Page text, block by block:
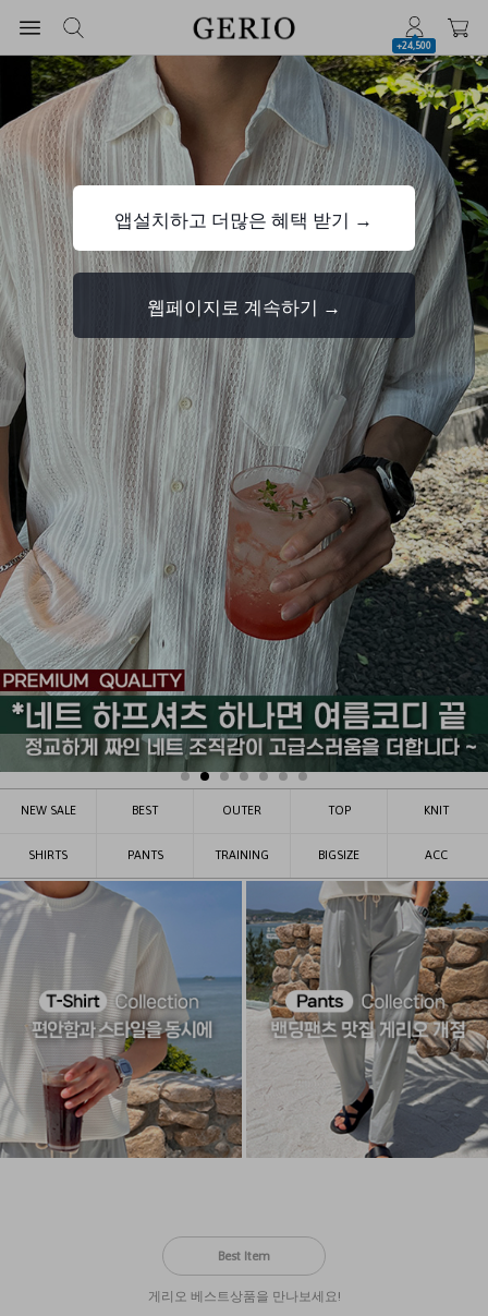
+24,500
NEW SALE BEST OUTER TOP KNIT
SHIRTS PANTS TRAINING BIGSIZE ACC
Best Item
게리오 베스트상품을 만나보세요!
앱설치하고 더많은 혜택 받기 →
웹페이지로 계속하기 →